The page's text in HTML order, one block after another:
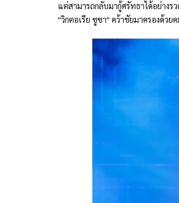
แต่สามารถกลับมากู้ศรัทธาได้อย่างร
"วิกตอเรีย ซูซา" คว้าชัยมาครองด้วย